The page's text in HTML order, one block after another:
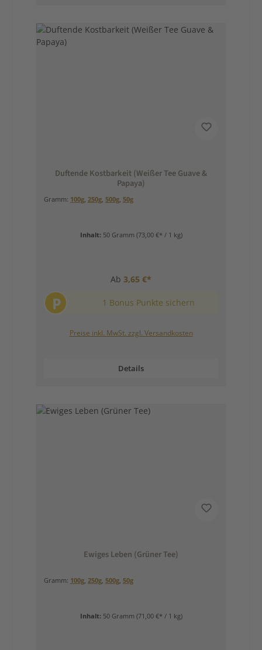
Duftende Kostbarkeit (Weißer Tee Guave &
Papaya)
Gramm: 100g, 250g, 500g, 50g
Inhalt: 50 Gramm (73,00 €* / 1 kg)
Ab 3,65 €*
P 1 Bonus Punkte sichern
Preise inkl. MwSt. zzgl. Versandkosten
Details
Ewiges Leben (Grüner Tee)
Gramm: 100g, 250g, 500g, 50g
Inhalt: 50 Gramm (71,00 €* / 1 kg)